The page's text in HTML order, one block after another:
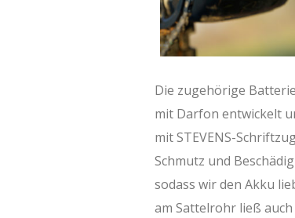
Die zugehörige
mit Darfon entwickelt
mit STEVENS-
Schmutz und
sodass wir den Akku
am Sattelrohr ließ